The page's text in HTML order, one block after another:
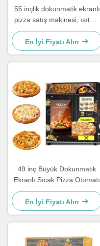
55 inçlik dokunmatik ekranlı
pizza satış makinesi, ısıtma
ve pişirme sistemi ile, pizza
makinesinin üst kısmında
LED ışık kutusu bulunur
En İyi Fiyatı Alın
49 inç Büyük Dokunmatik
Ekranlı Sıcak Pizza Otomatı
En İyi Fiyatı Alın